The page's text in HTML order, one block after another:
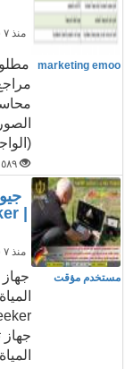
منذ ٧ سنوات
marketing emoo
٥٨٩
منذ ٧ سنوات
مستخدم مؤقت